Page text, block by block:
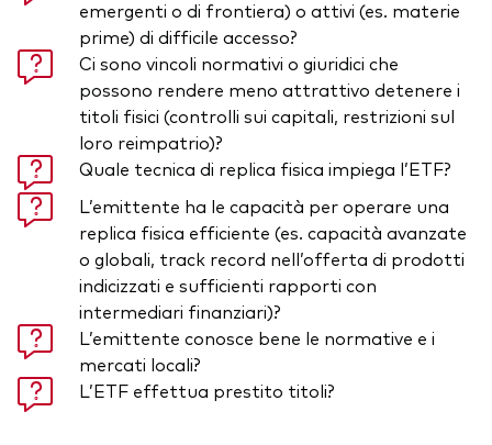
emergenti o di frontiera) o attivi (es. materie
prime) di difficile accesso?
Ci sono vincoli normativi o giuridici che
possono rendere meno attrattivo detenere i
titoli fisici (controlli sui capitali, restrizioni sul
loro reimpatrio)?
Quale tecnica di replica fisica impiega l’ETF?
L’emittente ha le capacità per operare una
replica fisica efficiente (es. capacità avanzate
o globali, track record nell’offerta di prodotti
indicizzati e sufficienti rapporti con
intermediari finanziari)?
L’emittente conosce bene le normative e i
mercati locali?
L’ETF effettua prestito titoli?